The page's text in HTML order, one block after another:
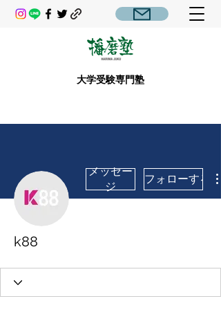
大学受験専門塾
メッセー
ジ
フォローする
k88